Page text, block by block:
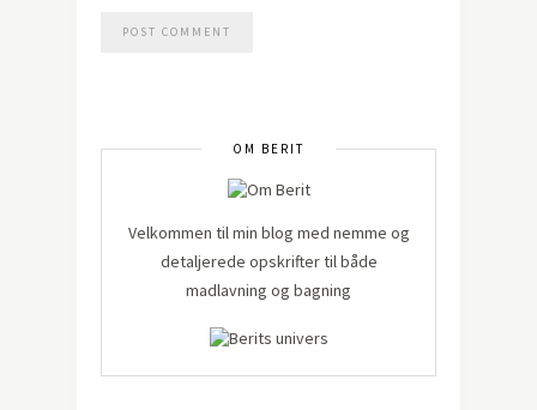
OM BERIT
Velkommen til min blog med nemme og
detaljerede opskrifter til både
madlavning og bagning